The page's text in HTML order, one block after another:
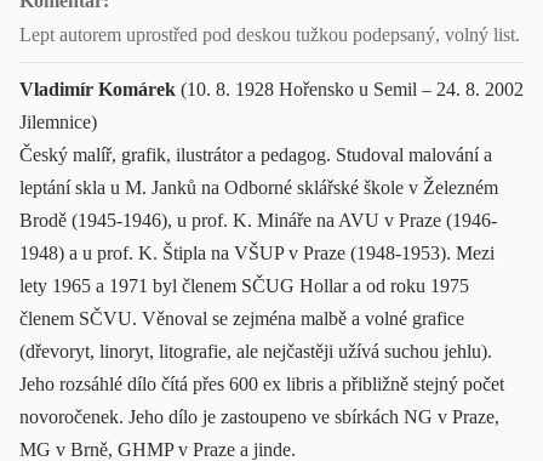
Lept autorem uprostřed pod deskou tužkou podepsaný, volný list.
Vladimír Komárek (10. 8. 1928 Hořensko u Semil – 24. 8. 2002
Jilemnice)
Český malíř, grafik, ilustrátor a pedagog. Studoval malování a
leptání skla u M. Janků na Odborné sklářské škole v Železném
Brodě (1945-1946), u prof. K. Mináře na AVU v Praze (1946-
1948) a u prof. K. Štipla na VŠUP v Praze (1948-1953). Mezi
lety 1965 a 1971 byl členem SČUG Hollar a od roku 1975
členem SČVU. Věnoval se zejména malbě a volné grafice
(dřevoryt, linoryt, litografie, ale nejčastěji užívá suchou jehlu).
Jeho rozsáhlé dílo čítá přes 600 ex libris a přibližně stejný počet
novoročenek. Jeho dílo je zastoupeno ve sbírkách NG v Praze,
MG v Brně, GHMP v Praze a jinde.